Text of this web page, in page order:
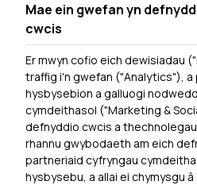
Dewislen Troedyn
Newyddion
Ymuno â ni
Hygyrchedd
Powered
Mae ein gwefan yn
cwcis
Er mwyn cofio eich dewisiadau
traffig i'n gwefan ("Analytics"), a
hysbysebion a galluogi
cymdeithasol ("Marketing &
defnyddio cwcis a
rhannu gwybodaeth am eich
partneriaid cyfryngau
hysbysebu, a allai ei chymysgu